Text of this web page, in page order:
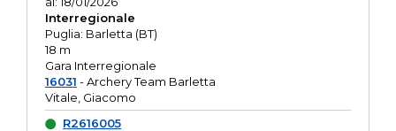
Interregionale
Puglia: Barletta (BT)
18 m
Gara Interregionale
16031 - Archery Team Barletta
Vitale, Giacomo
R2616005